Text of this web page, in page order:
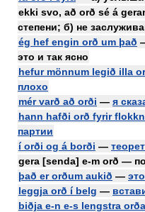
ekki svo, að orð sé á
степени; б) не
ég hef engin orð um það
это и так ясно
hefur mönnum legið illa
плохо
mér varð að orði — я
hann hafði orð fyrir
партии
í orði og á borði —
gera [senda] e-m orð —
það er orðum aukið —
leggja orð í belg —
biðja e-n e-s lengstra orða